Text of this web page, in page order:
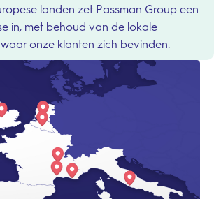
landen zet Passman Group een
in, met behoud van de lokale
onze klanten zich bevinden.